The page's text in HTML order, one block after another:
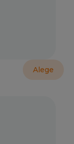
Alege